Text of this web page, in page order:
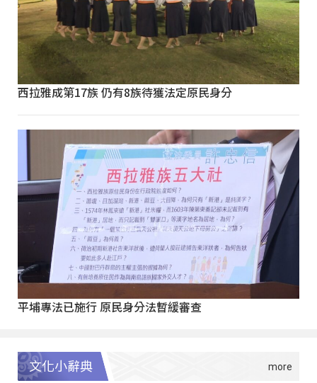
西拉雅成第17族 仍有8族待獲法定原民身分
平埔專法已施行 原民身分法暫緩審查
文化小辭典